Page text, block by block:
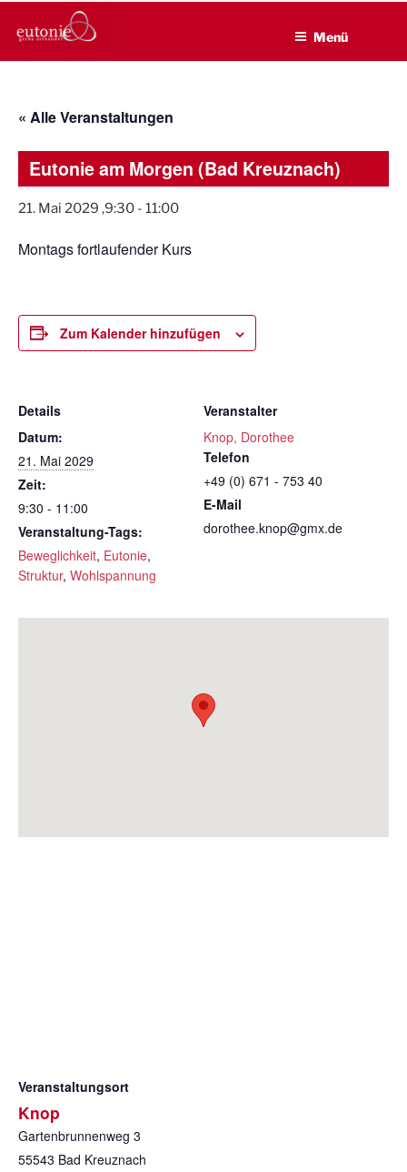
Inhalt
EUTONIE.DE
Lebensbalance durch körperliche Selbsterfahrung
Menü
« Alle Veranstaltungen
Eutonie am Morgen (Bad Kreuznach)
21. Mai 2029 ,9:30 - 11:00
Montags fortlaufender Kurs
Zum Kalender hinzufügen
Details
Datum:
21. Mai 2029
Zeit:
9:30 - 11:00
Veranstaltung-Tags:
Beweglichkeit, Eutonie,
Struktur, Wohlspannung
Veranstalter
Knop, Dorothee
Telefon
+49 (0) 671 - 753 40
E-Mail
dorothee.knop@gmx.de
Veranstaltungsort
Knop
Gartenbrunnenweg 3
55543 Bad Kreuznach